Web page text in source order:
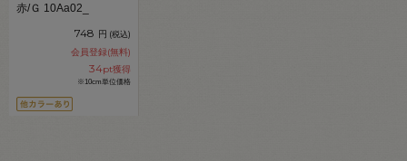
赤/Ｇ 10Aa02_
748 円 (税込)
会員登録(無料)
34pt獲得
※10cm単位価格